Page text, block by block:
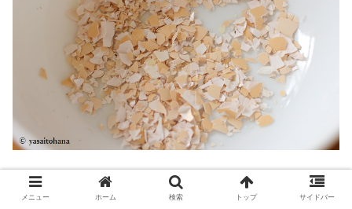
メニュー ホーム 検索 トップ サイドバー